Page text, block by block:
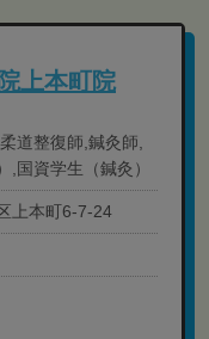
上本町院
道整復師,鍼灸師,
,国資学生（鍼灸）
上本町6-7-24